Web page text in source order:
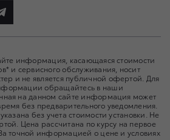
информация, касающаяся стоимости
и сервисного обслуживания, носит
и не является публичной офертой. Для
обращайтесь в наши
на данном сайте информация может
без предварительного уведомления.
без учета стоимости установки. Не
Цена рассчитана по курсу на первое
точной информацией о цене и условиях